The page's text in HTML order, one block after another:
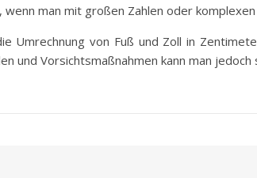
man mit großen Zahlen oder
Umrechnung von Fuß und Zoll in
und Vorsichtsmaßnahmen kann man